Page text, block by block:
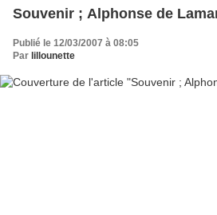
Souvenir ; Alphonse de
Publié le 12/03/2007 à 08:05
Par lillounette